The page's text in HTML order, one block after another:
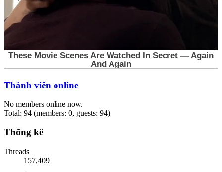
Thành viên online
No members online now.
Total: 94 (members: 0, guests: 94)
Thống kê
Threads
157,409